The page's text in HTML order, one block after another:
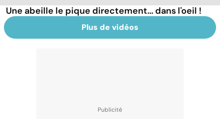
Une abeille le pique directement... dans l'oeil !
Plus de vidéos